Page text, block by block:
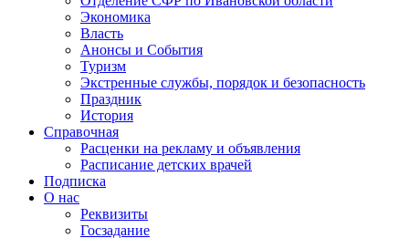
Экономика
Власть
Анонсы и События
Туризм
Экстренные службы, порядок и безопасность
Праздник
История
Справочная
Расценки на рекламу и объявления
Расписание детских врачей
Подписка
О нас
Реквизиты
Госзадание